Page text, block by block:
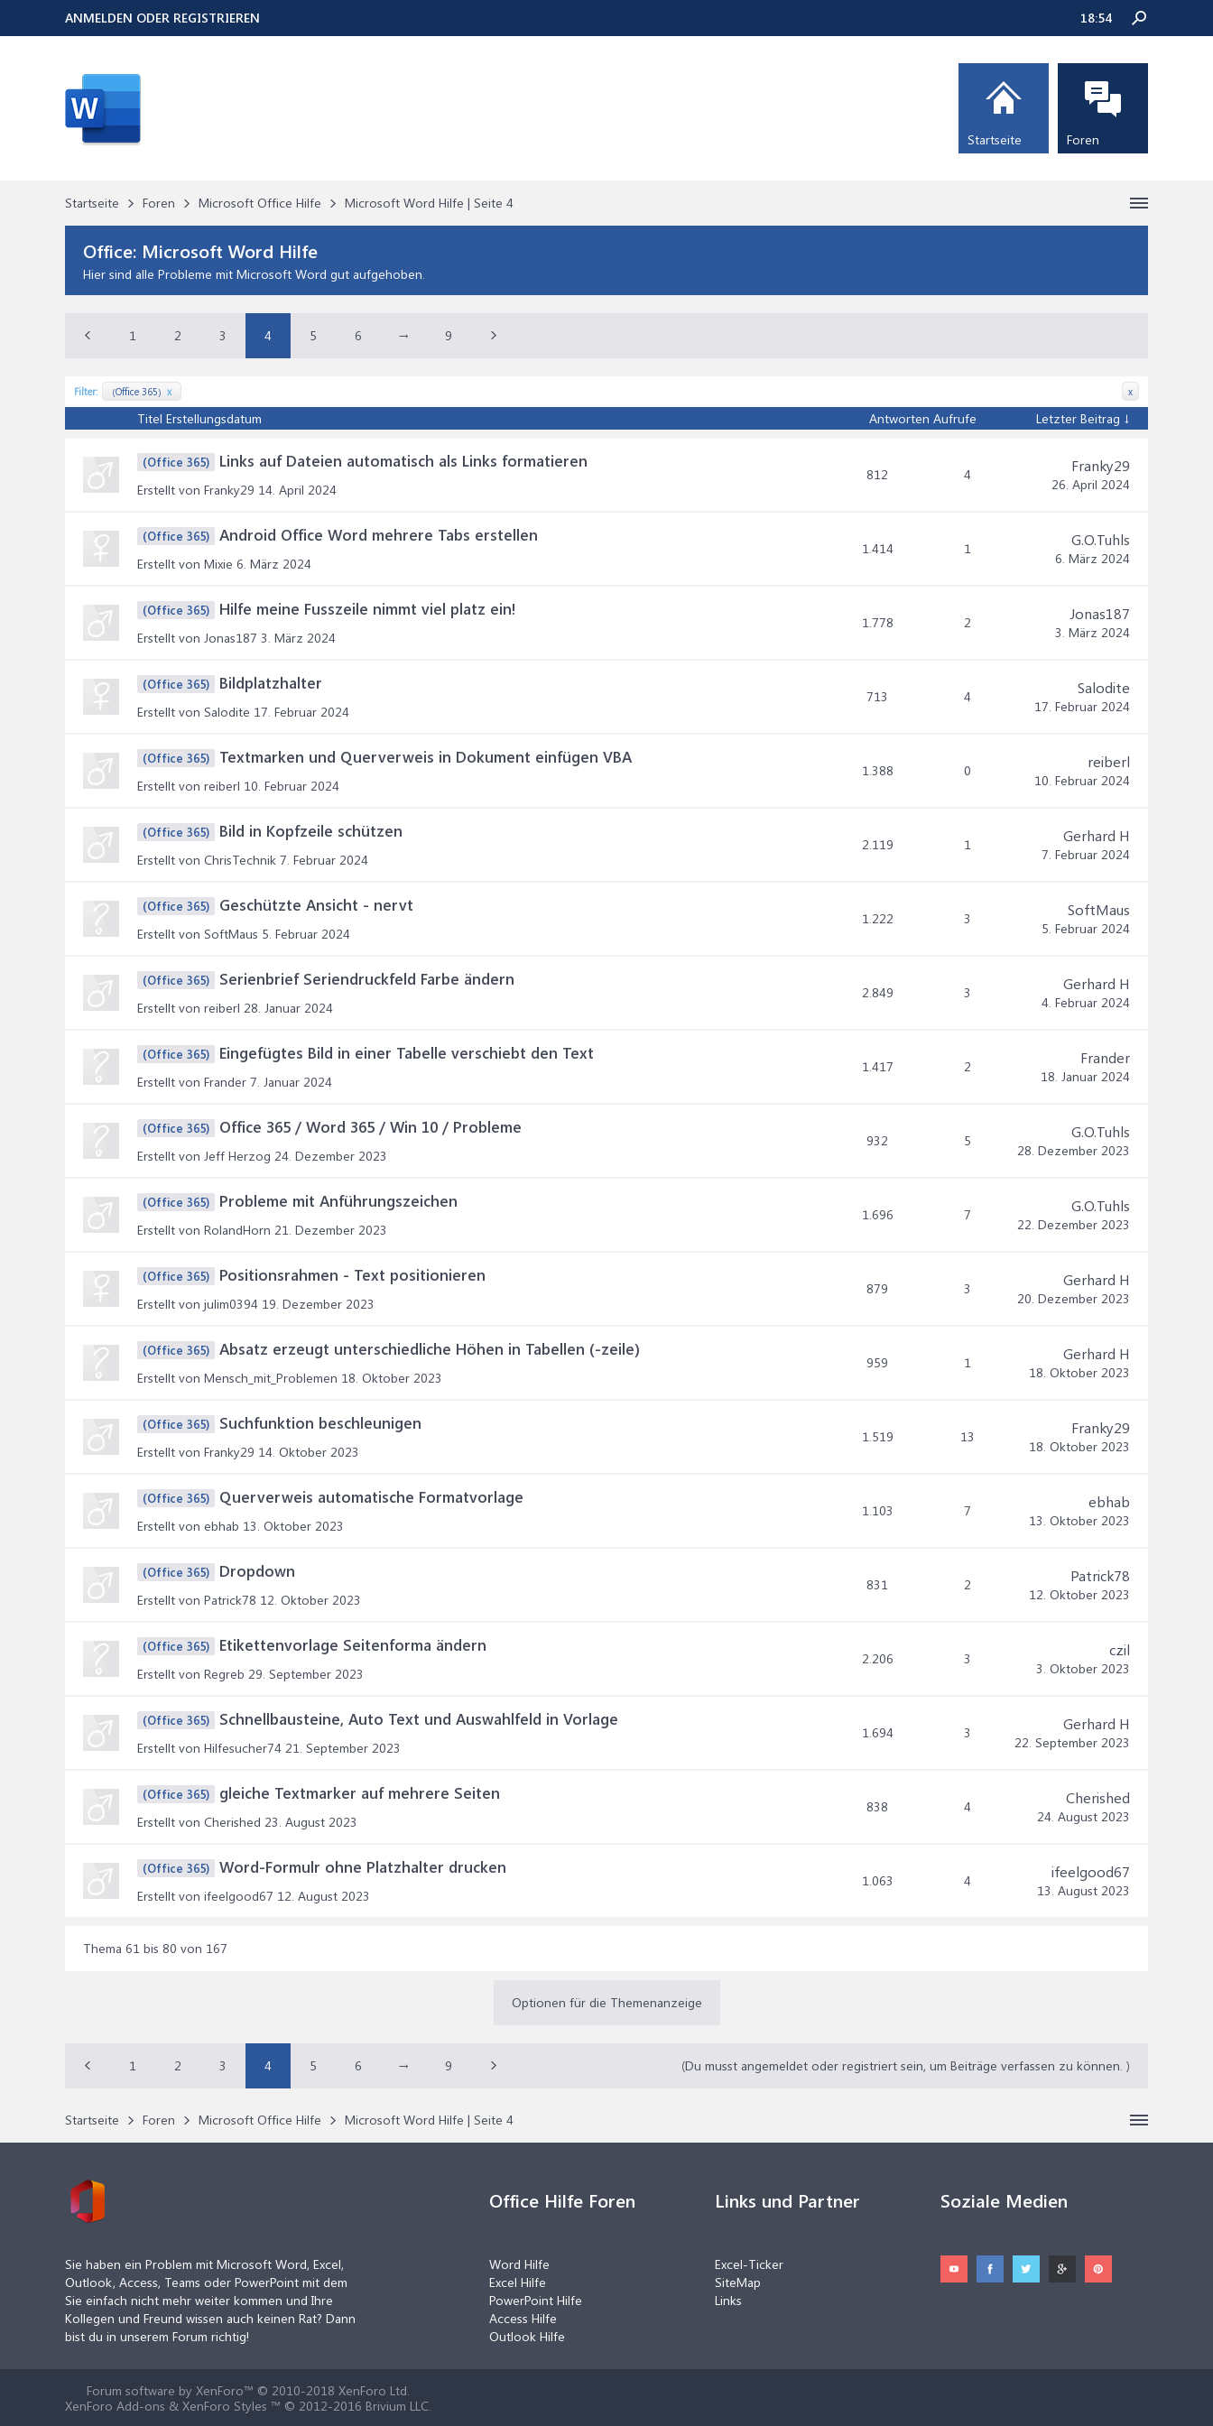
Startseite Foren Microsoft Office Hilfe Microsoft Word Hilfe | Seite 4
Office: Microsoft Word Hilfe
Hier sind alle Probleme mit Microsoft Word gut aufgehoben.
1 2 3 4 5 6 → 9
Filter: (Office 365) x x
Titel Erstellungsdatum Antworten Aufrufe Letzter Beitrag ↓
(Office 365) Links auf Dateien automatisch als Links formatieren
Erstellt von Franky29 14. April 2024
812 4 Franky29
26. April 2024
(Office 365) Android Office Word mehrere Tabs erstellen
Erstellt von Mixie 6. März 2024
1.414 1 G.O.Tuhls
6. März 2024
(Office 365) Hilfe meine Fusszeile nimmt viel platz ein!
Erstellt von Jonas187 3. März 2024
1.778 2 Jonas187
3. März 2024
(Office 365) Bildplatzhalter
Erstellt von Salodite 17. Februar 2024
713 4 Salodite
17. Februar 2024
(Office 365) Textmarken und Querverweis in Dokument einfügen VBA
Erstellt von reiberl 10. Februar 2024
1.388 0 reiberl
10. Februar 2024
(Office 365) Bild in Kopfzeile schützen
Erstellt von ChrisTechnik 7. Februar 2024
2.119 1 Gerhard H
7. Februar 2024
(Office 365) Geschützte Ansicht - nervt
Erstellt von SoftMaus 5. Februar 2024
1.222 3 SoftMaus
5. Februar 2024
(Office 365) Serienbrief Seriendruckfeld Farbe ändern
Erstellt von reiberl 28. Januar 2024
2.849 3 Gerhard H
4. Februar 2024
(Office 365) Eingefügtes Bild in einer Tabelle verschiebt den Text
Erstellt von Frander 7. Januar 2024
1.417 2 Frander
18. Januar 2024
(Office 365) Office 365 / Word 365 / Win 10 / Probleme
Erstellt von Jeff Herzog 24. Dezember 2023
932 5 G.O.Tuhls
28. Dezember 2023
(Office 365) Probleme mit Anführungszeichen
Erstellt von RolandHorn 21. Dezember 2023
1.696 7 G.O.Tuhls
22. Dezember 2023
(Office 365) Positionsrahmen - Text positionieren
Erstellt von julim0394 19. Dezember 2023
879 3 Gerhard H
20. Dezember 2023
(Office 365) Absatz erzeugt unterschiedliche Höhen in Tabellen (-zeile)
Erstellt von Mensch_mit_Problemen 18. Oktober 2023
959 1 Gerhard H
18. Oktober 2023
(Office 365) Suchfunktion beschleunigen
Erstellt von Franky29 14. Oktober 2023
1.519 13 Franky29
18. Oktober 2023
(Office 365) Querverweis automatische Formatvorlage
Erstellt von ebhab 13. Oktober 2023
1.103 7 ebhab
13. Oktober 2023
(Office 365) Dropdown
Erstellt von Patrick78 12. Oktober 2023
831 2 Patrick78
12. Oktober 2023
(Office 365) Etikettenvorlage Seitenforma ändern
Erstellt von Regreb 29. September 2023
2.206 3 czil
3. Oktober 2023
(Office 365) Schnellbausteine, Auto Text und Auswahlfeld in Vorlage
Erstellt von Hilfesucher74 21. September 2023
1.694 3 Gerhard H
22. September 2023
(Office 365) gleiche Textmarker auf mehrere Seiten
Erstellt von Cherished 23. August 2023
838 4 Cherished
24. August 2023
(Office 365) Word-Formulr ohne Platzhalter drucken
Erstellt von ifeelgood67 12. August 2023
1.063 4 ifeelgood67
13. August 2023
Thema 61 bis 80 von 167
Optionen für die Themenanzeige
(Du musst angemeldet oder registriert sein, um Beiträge verfassen zu können. )
1 2 3 4 5 6 → 9
Startseite Foren Microsoft Office Hilfe Microsoft Word Hilfe | Seite 4
ANMELDEN ODER REGISTRIEREN 18:54
Startseite Foren
Sie haben ein Problem mit Microsoft Word, Excel,
Outlook, Access, Teams oder PowerPoint mit dem
Sie einfach nicht mehr weiter kommen und Ihre
Kollegen und Freund wissen auch keinen Rat? Dann
bist du in unserem Forum richtig!
Office Hilfe Foren
Word Hilfe
Excel Hilfe
PowerPoint Hilfe
Access Hilfe
Outlook Hilfe
Links und Partner
Excel-Ticker
SiteMap
Links
Soziale Medien
Forum software by XenForo™ © 2010-2018 XenForo Ltd.
XenForo Add-ons & XenForo Styles ™ © 2012-2016 Brivium LLC.